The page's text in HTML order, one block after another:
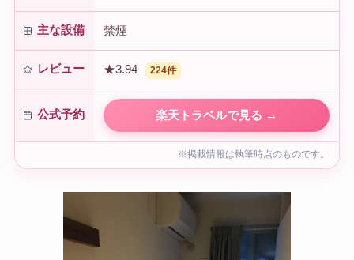
主な設備 禁煙
レビュー ★3.94 224件
公式予約 楽天トラベルで見る →
※掲載情報は執筆時点のものです。